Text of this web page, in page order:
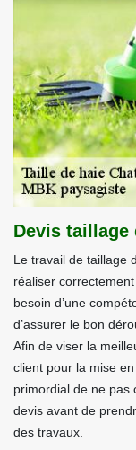
Devis taillage
Le travail de taillage
réaliser
besoin d’une
d’assurer le bon
Afin de viser la
client pour la mise
primordial de ne pas
devis avant de
des travaux.